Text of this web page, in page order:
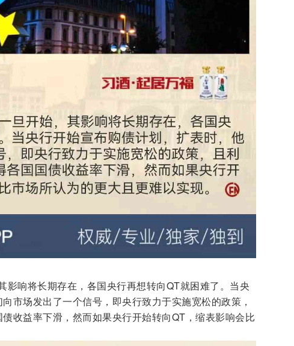
影响将长期存在，各国央行再想转向QT就困难了。当央
市场发出了一个信号，即央行致力于实施宽松的政策，
收益率下滑，然而如果央行开始转向QT，缩表影响会比